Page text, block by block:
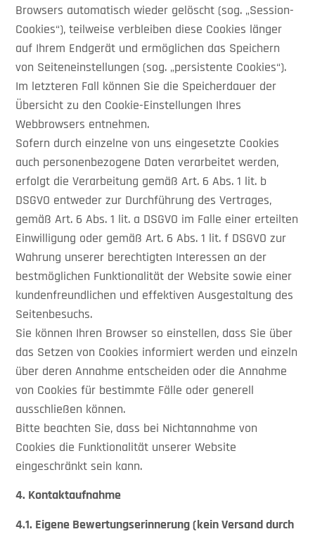
Browsers automatisch wieder gelöscht (sog. „Session-
Cookies“), teilweise verbleiben diese Cookies länger
auf Ihrem Endgerät und ermöglichen das Speichern
von Seiteneinstellungen (sog. „persistente Cookies“).
Im letzteren Fall können Sie die Speicherdauer der
Übersicht zu den Cookie-Einstellungen Ihres
Webbrowsers entnehmen.
Sofern durch einzelne von uns eingesetzte Cookies
auch personenbezogene Daten verarbeitet werden,
erfolgt die Verarbeitung gemäß Art. 6 Abs. 1 lit. b
DSGVO entweder zur Durchführung des Vertrages,
gemäß Art. 6 Abs. 1 lit. a DSGVO im Falle einer erteilten
Einwilligung oder gemäß Art. 6 Abs. 1 lit. f DSGVO zur
Wahrung unserer berechtigten Interessen an der
bestmöglichen Funktionalität der Website sowie einer
kundenfreundlichen und effektiven Ausgestaltung des
Seitenbesuchs.
Sie können Ihren Browser so einstellen, dass Sie über
das Setzen von Cookies informiert werden und einzeln
über deren Annahme entscheiden oder die Annahme
von Cookies für bestimmte Fälle oder generell
ausschließen können.
Bitte beachten Sie, dass bei Nichtannahme von
Cookies die Funktionalität unserer Website
eingeschränkt sein kann.
4. Kontaktaufnahme
4.1. Eigene Bewertungserinnerung (kein Versand durch